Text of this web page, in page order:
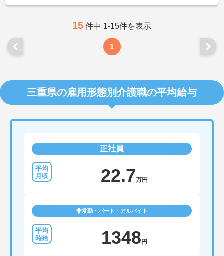
15 件中 1-15件を表示
1
三重県の雇用形態別介護職の平均給与
正社員
22.7万円
非常勤・パート・アルバイト
1348 円